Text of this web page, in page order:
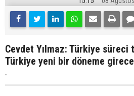
Cevdet Yılmaz: Türkiye süreci
Türkiye yeni bir döneme
.